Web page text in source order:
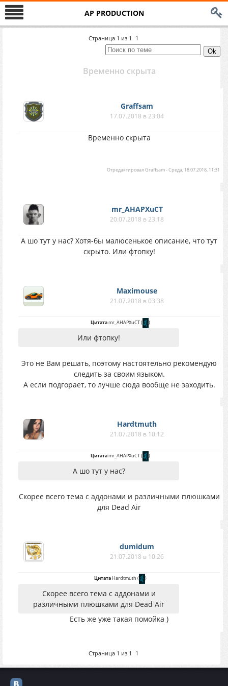
AP PRODUCTION
Страница 1 из 1 1
Временно скрыта
Graffsam
17.07.2018 в 23:04
Временно скрыта
ОтредактировалGraffsam-Среда, 18.07.2018, 11:31
mr_AHAPXuCT
20.07.2018 в 23:18
А шо тут у нас? Хотя-бы малюсенькое описание, что тут
скрыто. Или фтопку!
Maximouse
21.07.2018 в 03:38
Цитатаmr_AHAPXuCT( )
Или фтопку!
Это не Вам решать, поэтому настоятельно рекомендую
следить за своим языком.
А если подгорает, то лучше сюда вообще не заходить.
Hardtmuth
21.07.2018 в 10:12
Цитатаmr_AHAPXuCT( )
А шо тут у нас?
Скорее всего тема с аддонами и различными плюшками
для Dead Air
dumidum
21.07.2018 в 10:26
ЦитатаHardtmuth ( )
Скорее всего тема с аддонами и
различными плюшками для Dead Air
Есть же уже такая помойка )
Страница 1 из 1 1